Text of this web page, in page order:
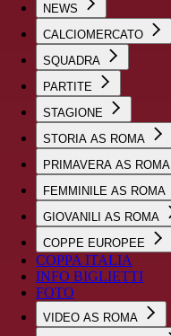
NEWS
CALCIOMERCATO
SQUADRA
PARTITE
STAGIONE
STORIA AS ROMA
PRIMAVERA AS ROMA
FEMMINILE AS ROMA
GIOVANILI AS ROMA
COPPE EUROPEE
COPPA ITALIA
INFO BIGLIETTI
FOTO
VIDEO AS ROMA